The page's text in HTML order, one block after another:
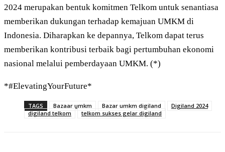
2024 merupakan bentuk komitmen Telkom untuk senantiasa
memberikan dukungan terhadap kemajuan UMKM di
Indonesia. Diharapkan ke depannya, Telkom dapat terus
memberikan kontribusi terbaik bagi pertumbuhan ekonomi
nasional melalui pemberdayaan UMKM. (*)
*#ElevatingYourFuture*
TAGS Bazaar umkm Bazar umkm digiland
Digiland 2024
digiland telkom
telkom sukses gelar digiland